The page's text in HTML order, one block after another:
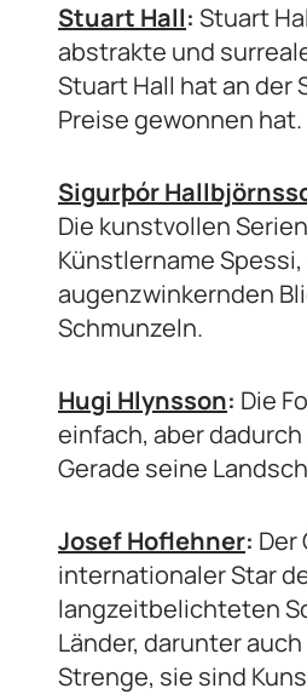
Stuart Hall: Stuart
abstrakte und
Stuart Hall hat an der
Preise gewonnen hat.
Sigurþór
Die kunstvollen
Künstlername
augenzwinkernden
Schmunzeln.
Hugi Hlynsson: Die
einfach, aber
Gerade seine
Josef Hoflehner: Der
internationaler Star
langzeitbelichteten
Länder, darunter
Strenge, sie sind